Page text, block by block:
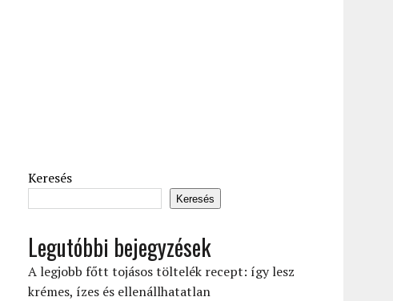
Keresés
Keresés
Legutóbbi bejegyzések
A legjobb főtt tojásos töltelék recept: így lesz
krémes, ízes és ellenállhatatlan